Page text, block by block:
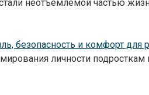
неотъемлемой частью
безопасность и комфорт для
личности